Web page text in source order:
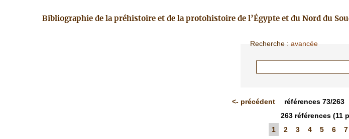
Bibliographie de la préhistoire et de la protohistoire de l’Égypte et du Nord du
Recherche :avancée
<- précédent références 73/263
263 références (11
1
2 3 4 5 6 7